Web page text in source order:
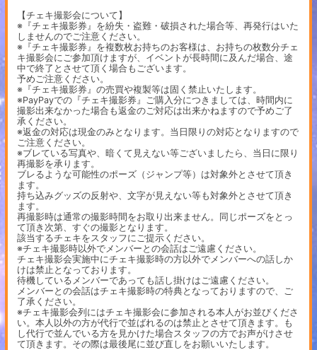
【チェキ撮影会について】
※『チェキ撮影券』を紛失・盗難・破損された場合等、再発行はいた
しませんのでご注意ください。
※『チェキ撮影券』を複数枚お持ちのお客様は、お持ちの枚数分チェ
キ撮影会にご参加頂けますが、イベントが長時間に及んだ場合、途
中で終了とさせて頂く場合もございます。
予めご注意ください。
※『チェキ撮影券』の売買や複製等は固く禁止いたします。
※PayPayでの『チェキ撮影券』ご購入分につきましては、時間内に
撮影出来なかった場合も返金のご対応は出来かねますので予めご了
承ください。
※返金の対応は現金のみとなります。当日限りの対応となりますので
ご注意ください。
※ブレている写真や、暗くて見えない等ございましたら、当日に限り
再撮影を承ります。
ブレるような可能性のポーズ（ジャンプ等）は対象外とさせて頂き
ます。
持ち込みグッズの反射や、文字が見えない等も対象外とさせて頂き
ます。
再撮影時は通常の撮影時間をお取り出来ません。同じポーズをとっ
て頂き次第、すぐの撮影となります。
該当するチェキをスタッフにご提示ください。
※チェキ撮影時以外でメンバーとの会話はご遠慮ください。
チェキ撮影会実施中にチェキ撮影時の方以外でメンバーへの話しか
けは禁止となっております。
待機しているメンバーであっても話し掛けはご遠慮ください。
メンバーとの会話はチェキ撮影時の特典となっておりますので、ご
了承ください。
※チェキ撮影会列にはチェキ撮影会に参加される本人がお並びくださ
い。本人以外の方が代行で並ばれるのは禁止とさせて頂きます。も
し代行で並んでいる方を見かけた場合スタッフの方でお声がけさせ
て頂きます。その際は最後尾に並び直しをお願いいたします。